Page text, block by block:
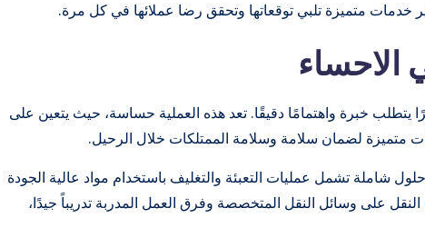
خدمات متميزة تلبي توقعاتها وتحقق رضا عملائها في كل مرة.
يتطلب خبرة واهتمامًا دقيقًا. تعد هذه العملية حساسة، حيث يتعين على
لضمان سلامة وسلامة الممتلكات خلال الرحيل.
شاملة تشمل عمليات التعبئة والتغليف باستخدام مواد عالية الجودة
النقل على وسائل النقل المتخصصة وفرق العمل المدربة تدريباً جيدًا،